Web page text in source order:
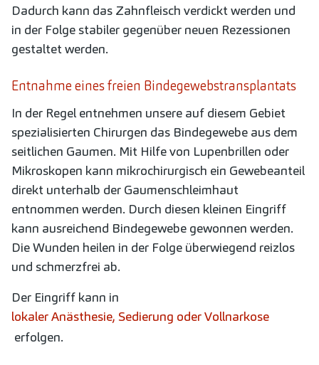
Dadurch kann das Zahnfleisch verdickt werden und
in der Folge stabiler gegenüber neuen Rezessionen
gestaltet werden.
Entnahme eines freien Bindegewebstransplantats
In der Regel entnehmen unsere auf diesem Gebiet
spezialisierten Chirurgen das Bindegewebe aus dem
seitlichen Gaumen. Mit Hilfe von Lupenbrillen oder
Mikroskopen kann mikrochirurgisch ein Gewebeanteil
direkt unterhalb der Gaumenschleimhaut
entnommen werden. Durch diesen kleinen Eingriff
kann ausreichend Bindegewebe gewonnen werden.
Die Wunden heilen in der Folge überwiegend reizlos
und schmerzfrei ab.
Der Eingriff kann in
lokaler Anästhesie, Sedierung oder Vollnarkose
erfolgen.